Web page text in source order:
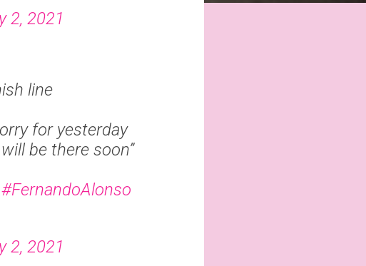
2, 2021
line
for yesterday
be there soon”
#FernandoAlonso
2, 2021